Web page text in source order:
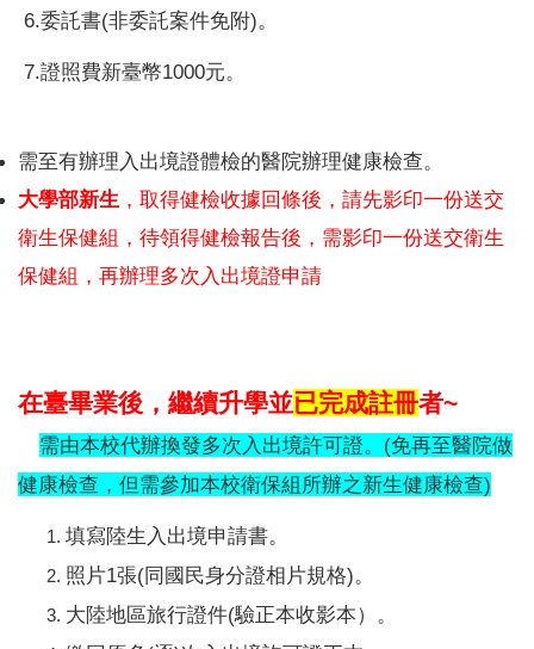
6.委託書(非委託案件免附)。
7.證照費新臺幣1000元。
需至有辦理入出境證體檢的醫院辦理健康檢查。
大學部新生 ，取得健檢收據回條後，請先影印一份送交
衛生保健組，待領得健檢報告後，需影印一份送交衛生
保健組，再辦理多次入出境證申請
在臺畢業後，繼續升學並已完成註冊者~
需由本校代辦換發多次入出境許可證。(免再至醫院做
健康檢查，但需參加本校衛保組所辦之新生健康檢查)
填寫陸生入出境申請書。
照片1張(同國民身分證相片規格)。
大陸地區旅行證件(驗正本收影本）。